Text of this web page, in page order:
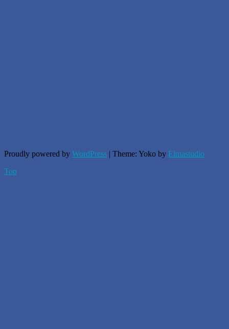
Proudly powered by WordPress | Theme: Yoko by Elmastudio
Top